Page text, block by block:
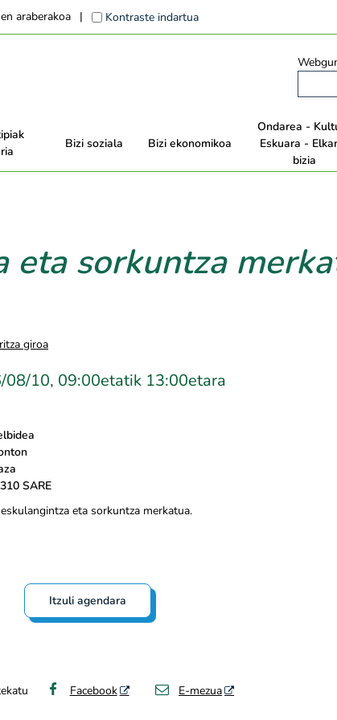
araberakoa Kontraste indartua
Bizi soziala Bizi ekonomikoa
Ondarea -
Eskuara -
bizia
eta sorkuntza
giroa
08/10, 09:00etatik 13:00etara
SARE
eta sorkuntza merkatua.
Itzuli agendara
Facebook E-mezua